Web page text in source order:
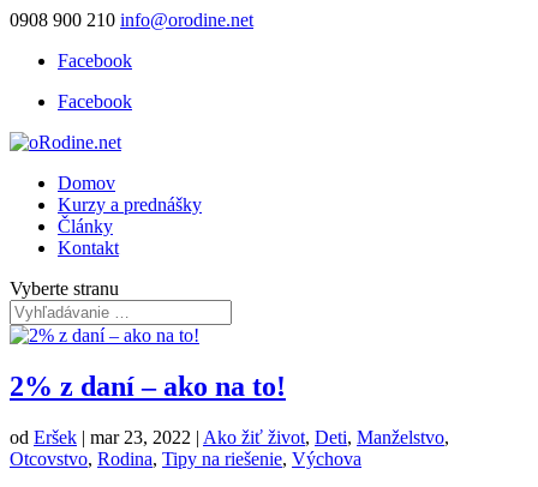
0908 900 210 info@orodine.net
Facebook
Facebook
Domov
Kurzy a prednášky
Články
Kontakt
Vyberte stranu
2% z daní – ako na to!
od Eršek | mar 23, 2022 | Ako žiť život, Deti, Manželstvo,
Otcovstvo, Rodina, Tipy na riešenie, Výchova